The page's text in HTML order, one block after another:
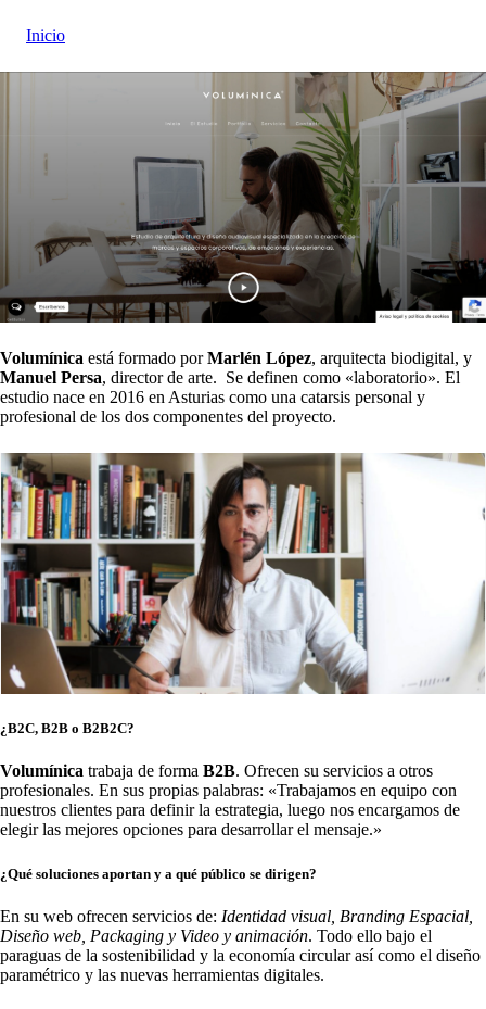
Inicio
Volumínica está formado porMarlén López, arquitecta biodigital, y
Manuel Persa, director de arte. Se definen como «laboratorio». El
estudio nace en 2016 en Asturias como una catarsis personal y
profesional de los dos componentes del proyecto.
¿B2C, B2B o B2B2C?
Volumínica trabaja de forma B2B. Ofrecen su servicios a otros
profesionales. En sus propias palabras: «Trabajamos en equipo con
nuestros clientes para definir la estrategia, luego nos encargamos de
elegir las mejores opciones para desarrollar el mensaje.»
¿Qué soluciones aportan y a qué público se dirigen?
En su web ofrecen servicios de: Identidad visual, Branding Espacial,
Diseño web, Packaging y Video y animación. Todo ello bajo el
paraguas de la sostenibilidad y la economía circular así como el diseño
paramétrico y las nuevas herramientas digitales.